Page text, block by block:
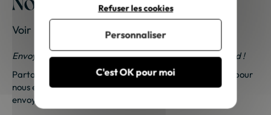
Voir les photos de nos clients
Envoyez-nous vos photos ; une petite surprise vous attend !
Partagez vos photos et recevez une surprise !
pour
nous envoyer vos photos. Une petite attention vous sera
envoyée sous 48h à 72h ouvrées. Merci de votre fidélité !
C'est OK pour moi
Refuser les cookies
Personnaliser